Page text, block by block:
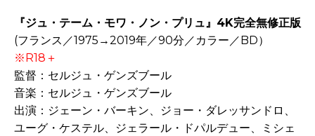
『ジュ・テーム・モワ・ノン・プリュ』4K完全無修正版
(フランス／1975→2019年／90分／カラー／BD）
※R18＋
監督：セルジュ・ゲンズブール
音楽：セルジュ・ゲンズブール
出演：ジェーン・バーキン、ジョー・ダレッサンドロ、
ユーグ・ケステル、ジェラール・ドパルデュー、ミシェ